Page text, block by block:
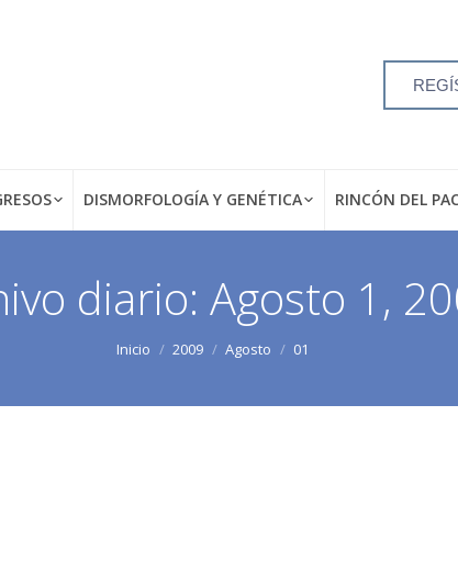
DISMORFOLOGÍA Y GENÉTICA RINCÓN DEL
diario: Agosto 1,
Inicio 2009 Agosto 01